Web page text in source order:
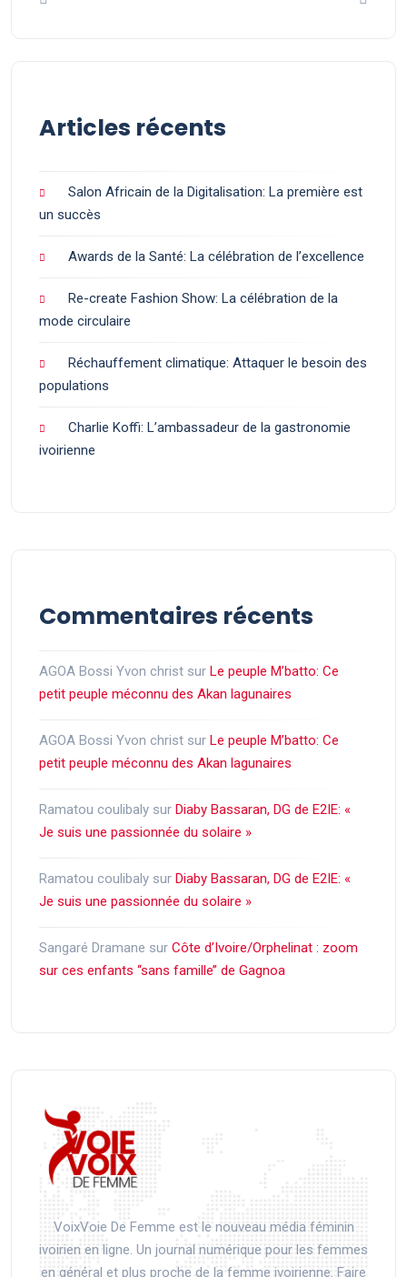
Articles récents
Salon Africain de la Digitalisation: La première est
un succès
Awards de la Santé: La célébration de l’excellence
Re-create Fashion Show: La célébration de la
mode circulaire
Réchauffement climatique: Attaquer le besoin des
populations
Charlie Koffi: L’ambassadeur de la gastronomie
ivoirienne
Commentaires récents
AGOA Bossi Yvon christ sur Le peuple M’batto: Ce
petit peuple méconnu des Akan lagunaires
AGOA Bossi Yvon christ sur Le peuple M’batto: Ce
petit peuple méconnu des Akan lagunaires
Ramatou coulibaly sur Diaby Bassaran, DG de E2IE: «
Je suis une passionnée du solaire »
Ramatou coulibaly sur Diaby Bassaran, DG de E2IE: «
Je suis une passionnée du solaire »
Sangaré Dramane sur Côte d’Ivoire/Orphelinat : zoom
sur ces enfants ‘‘sans famille’’ de Gagnoa
VoixVoie De Femme est le nouveau média féminin
ivoirien en ligne. Un journal numérique pour les femmes
en général et plus proche de la femme ivoirienne. Faire